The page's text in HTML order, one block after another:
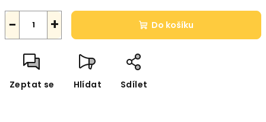
+
− Do košíku
Zeptat se Hlídat Sdílet